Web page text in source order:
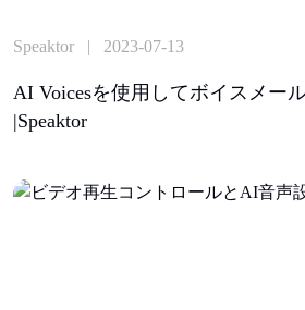
Speaktor | 2023-07-13
AI Voicesを使用してボイスメー
|Speaktor